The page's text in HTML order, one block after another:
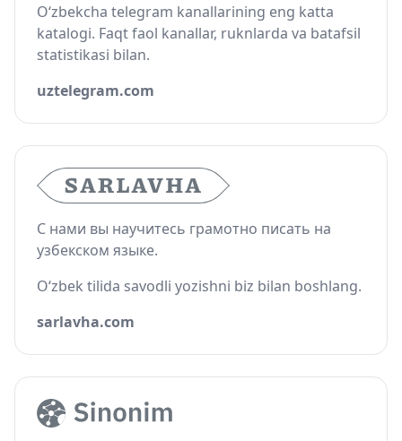
O‘zbekcha telegram kanallarining eng katta
katalogi. Faqt faol kanallar, ruknlarda va batafsil
statistikasi bilan.
uztelegram.com
С нами вы научитесь грамотно писать на
узбекском языке.
O‘zbek tilida savodli yozishni biz bilan boshlang.
sarlavha.com